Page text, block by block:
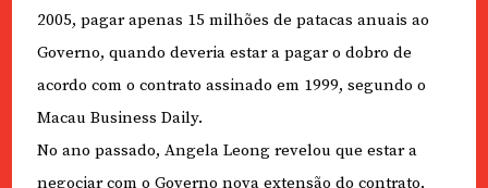
2005, pagar apenas 15 milhões de patacas anuais ao
Governo, quando deveria estar a pagar o dobro de
acordo com o contrato assinado em 1999, segundo o
Macau Business Daily.
No ano passado, Angela Leong revelou que estar a
negociar com o Governo nova extensão do contrato,